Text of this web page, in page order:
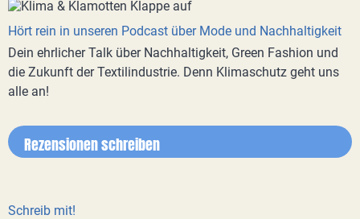
Hört rein in unseren Podcast über Mode und Nachhaltigkeit
Dein ehrlicher Talk über Nachhaltigkeit, Green Fashion und
die Zukunft der Textilindustrie. Denn Klimaschutz geht uns
alle an!
Rezensionen schreiben
Schreib mit!